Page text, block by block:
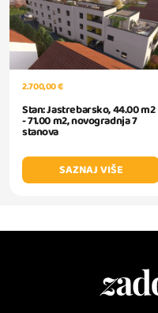
2.700,00 €
Stan: Jastrebarsko, 44.00 m2
- 71.00 m2, novogradnja 7
stanova
SAZNAJ VIŠE